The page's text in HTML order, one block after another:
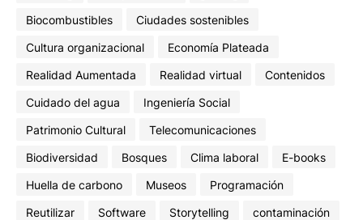
Biocombustibles
Ciudades sostenibles
Cultura organizacional
Economía Plateada
Realidad Aumentada
Realidad virtual
Contenidos
Cuidado del agua
Ingeniería Social
Patrimonio Cultural
Telecomunicaciones
Biodiversidad
Bosques Clima laboral
E-books
Huella de carbono
Museos
Programación
Reutilizar
Software Storytelling
contaminación